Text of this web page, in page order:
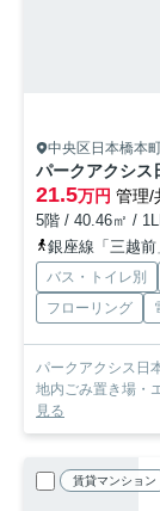
中央区日本橋本
パークアクシス
21.5万円 管理/
5階 / 40.46㎡ /
銀座線「三越
バス・トイレ別
フローリング
パークアクシス日
地内ごみ置き場・
見る
賃貸マンション